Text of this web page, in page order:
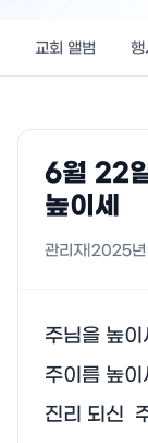
교회 앨범 행
6월 22
높이세
관리자| 2025년
주님을 높
주이름 높
진리 되신